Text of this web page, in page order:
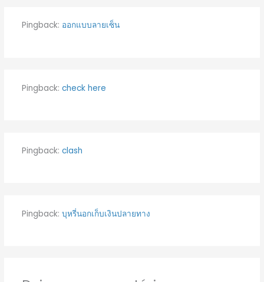
Pingback: ออกแบบลายเซ็น
Pingback: check here
Pingback: clash
Pingback: บุหรี่นอกเก็บเงินปลายทาง